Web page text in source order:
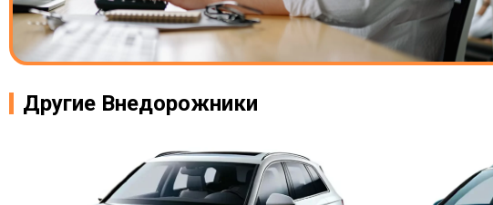
Другие Внедорожники